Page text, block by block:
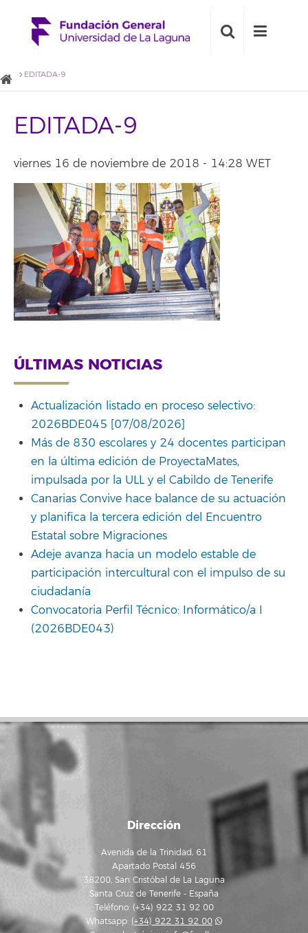
EDITADA-9
EDITADA-9
viernes 16 de noviembre de 2018 - 14:28 WET
ÚLTIMAS NOTICIAS
Actualización listado en proceso selectivo:
2026BDE045 [07/08/2026]
Más de 830 escolares y 24 docentes participan
en la última edición de ProyectaMates,
impulsada por la ULL y el Cabildo de Tenerife
Canarias Convive hace balance de su actuación
y planifica la tercera edición del Encuentro
Estatal sobre Migraciones
Adeje avanza hacia un modelo estable de
participación intercultural con el impulso de su
ciudadanía
Convocatoria Perfil Técnico: Informático/a I
(2026BDE043)
Dirección
Avenida de la Trinidad, 61
Apartado Postal 456
38200, San Cristóbal de La Laguna
Santa Cruz de Tenerife - España
Teléfono: (+34) 922 31 92 00
Whatsapp: (+34) 922 31 92 00